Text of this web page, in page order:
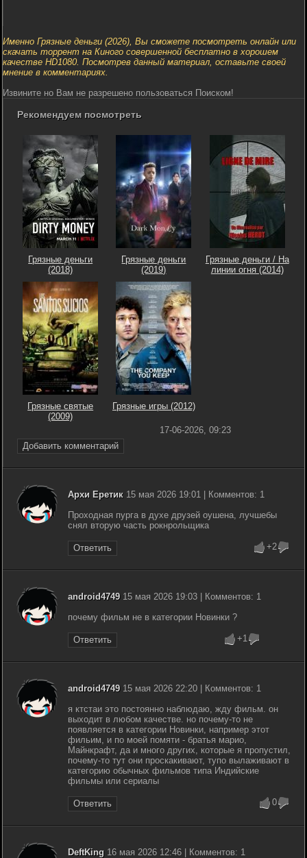
Именно Грязные деньги (2026), Вы сможете посмотреть онлайн или
скачать торрент на Киного совершенной бесплатно в хорошем
качестве HD1080. Посмотрев данный материал, оставьте своей
мнение в комментариях.
Извините но Вам не разрешено пользоваться Поиском!
Рекомендуем посмотреть
Грязные деньги
(2018)
Грязные деньги
(2019)
Грязные деньги / На
линии огня (2014)
Грязные святые
(2009)
Грязные игры (2012)
Добавить комментарий
17-06-2026, 09:23
Архи Еретик 15 мая 2026 19:01 | Комментов: 1
Проходная пурга в духе друзей оушена, лучшебы
снял вторую часть рокнрольщика
Ответить +2
android474915 мая 2026 19:03 | Комментов: 1
почему фильм не в категории Новинки ?
Ответить +1
android474915 мая 2026 22:20 | Комментов: 1
я ктстаи это постоянно наблюдаю, жду фильм. он
выходит в любом качестве. но почему-то не
появляется в категории Новинки, например этот
фильим, и по моей помяти - братья марио,
Майнкрафт, да и много других, которые я пропустил,
почему-то тут они проскакивают, тупо вылаживают в
категорию обычных фильмов типа Индийские
фильмы или сериалы
Ответить 0
DeftKing 16 мая 2026 12:46 | Комментов: 1